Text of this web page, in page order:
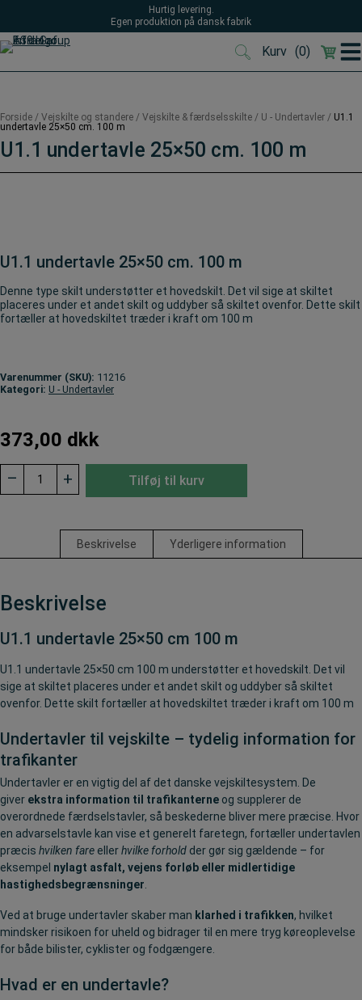
indholdet
Hurtig levering.
Egen produktion på dansk fabrik
Kurv (0)
(0)
Forside / Vejskilte og standere / Vejskilte & færdselsskilte / U - Undertavler / U1.1
undertavle 25×50 cm. 100 m
U1.1 undertavle 25×50 cm. 100 m
U1.1 undertavle 25×50 cm. 100 m
Denne type skilt understøtter et hovedskilt. Det vil sige at skiltet
placeres under et andet skilt og uddyber så skiltet ovenfor. Dette skilt
fortæller at hovedskiltet træder i kraft om 100 m
Varenummer (SKU): 11216
Kategori: U - Undertavler
373,00 dkk
–
U1.1
undertavle
25x50
+ Tilføj til kurv
Beskrivelse Yderligere information
Beskrivelse
U1.1 undertavle 25×50 cm 100 m
U1.1 undertavle 25×50 cm 100 m understøtter et hovedskilt. Det vil
sige at skiltet placeres under et andet skilt og uddyber så skiltet
ovenfor. Dette skilt fortæller at hovedskiltet træder i kraft om 100 m
Undertavler til vejskilte – tydelig information for
trafikanter
Undertavler er en vigtig del af det danske vejskiltesystem. De
giver ekstra information til trafikanterne og supplerer de
overordnede færdselstavler, så beskederne bliver mere præcise. Hvor
en advarselstavle kan vise et generelt faretegn, fortæller undertavlen
præcis hvilken fare ellerhvilke forhold der gør sig gældende – for
eksempel nylagt asfalt, vejens forløb eller midlertidige
hastighedsbegrænsninger
Ved at bruge undertavler skaber man klarhed i trafikken, hvilket
mindsker risikoen for uheld og bidrager til en mere tryg køreoplevelse
for både bilister, cyklister og fodgængere.
Hvad er en undertavle?